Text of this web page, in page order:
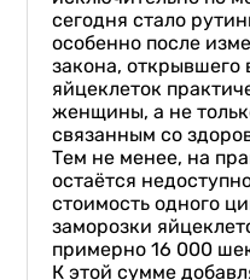
сегодня стало
особенно после
закона, открывшего
яйцеклеток
женщины, а не
связанным со
Тем не менее, на
остаётся
стоимость одного
заморозки
примерно 16 000
К этой сумме